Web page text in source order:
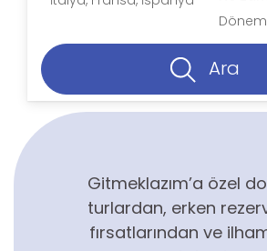
Ara
Gitmeklazım’a özel
turlardan, erken
fırsatlarından ve